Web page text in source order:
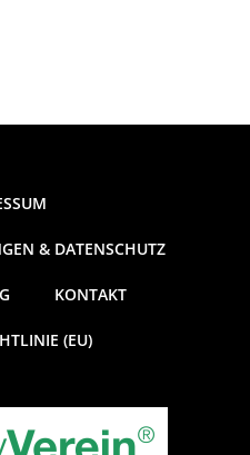
& DATENSCHUTZ
KONTAKT
(EU)